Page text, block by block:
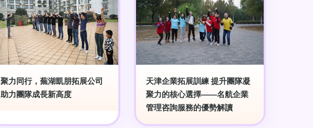
聚力同行，蕪湖凱朋拓展公司
助力團隊成長新高度
天津企業拓展訓練 提升團隊凝
聚力的核心選擇——名航企業
管理咨詢服務的優勢解讀